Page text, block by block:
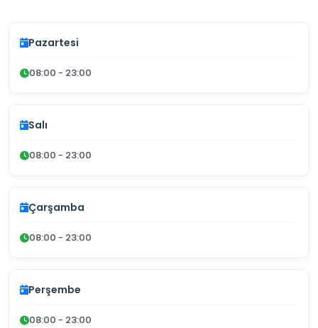
Pazartesi
08:00 - 23:00
Salı
08:00 - 23:00
Çarşamba
08:00 - 23:00
Perşembe
08:00 - 23:00